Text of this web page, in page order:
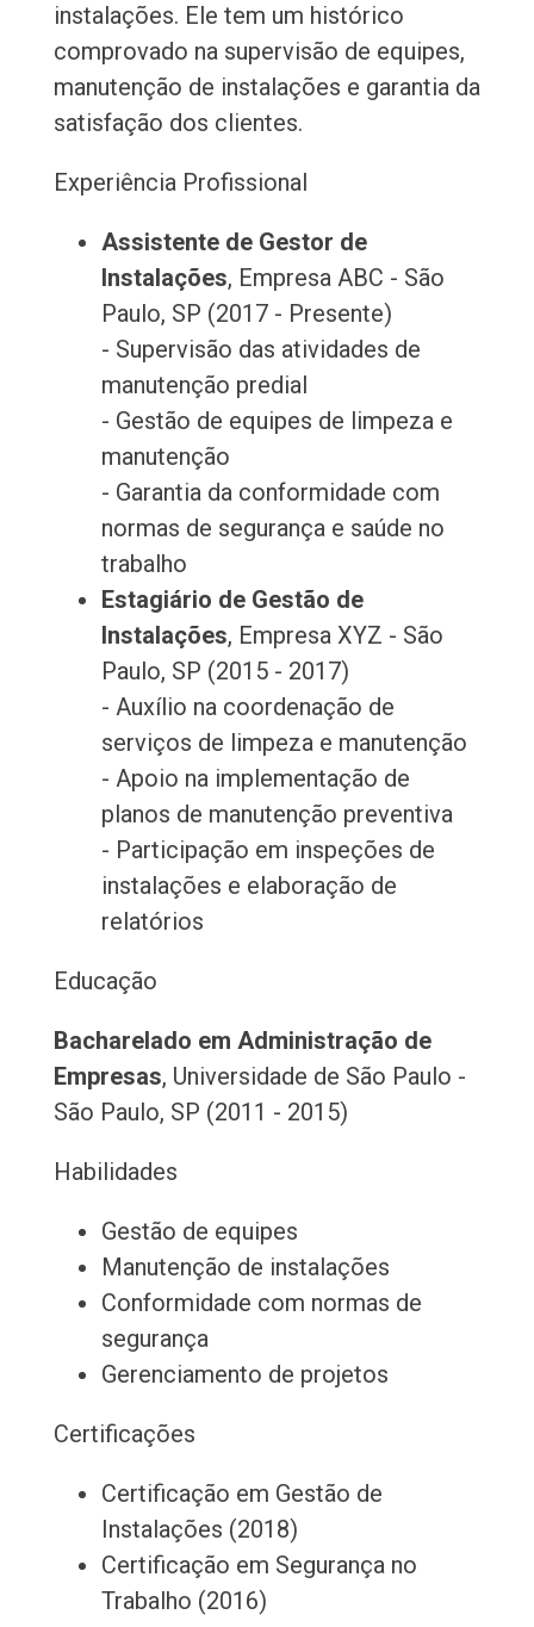
instalações. Ele tem um histórico
comprovado na supervisão de equipes,
manutenção de instalações e garantia da
satisfação dos clientes.
Experiência Profissional
Assistente de Gestor de
Instalações, Empresa ABC - São
Paulo, SP (2017 - Presente)
- Supervisão das atividades de
manutenção predial
- Gestão de equipes de limpeza e
manutenção
- Garantia da conformidade com
normas de segurança e saúde no
trabalho
Estagiário de Gestão de
Instalações, Empresa XYZ - São
Paulo, SP (2015 - 2017)
- Auxílio na coordenação de
serviços de limpeza e manutenção
- Apoio na implementação de
planos de manutenção preventiva
- Participação em inspeções de
instalações e elaboração de
relatórios
Educação
Bacharelado em Administração de
Empresas, Universidade de São Paulo -
São Paulo, SP (2011 - 2015)
Habilidades
Gestão de equipes
Manutenção de instalações
Conformidade com normas de
segurança
Gerenciamento de projetos
Certificações
Certificação em Gestão de
Instalações (2018)
Certificação em Segurança no
Trabalho (2016)